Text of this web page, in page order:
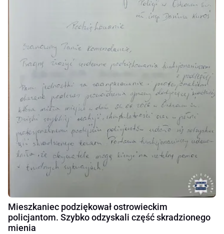
Mieszkaniec podziękował ostrowieckim
policjantom. Szybko odzyskali część skradzionego
mienia